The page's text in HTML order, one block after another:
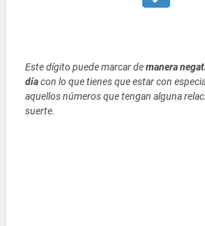
Este dígito puede marcar demanera
díacon lo que tienes que estar con
aquellos números que tengan alguna
suerte.